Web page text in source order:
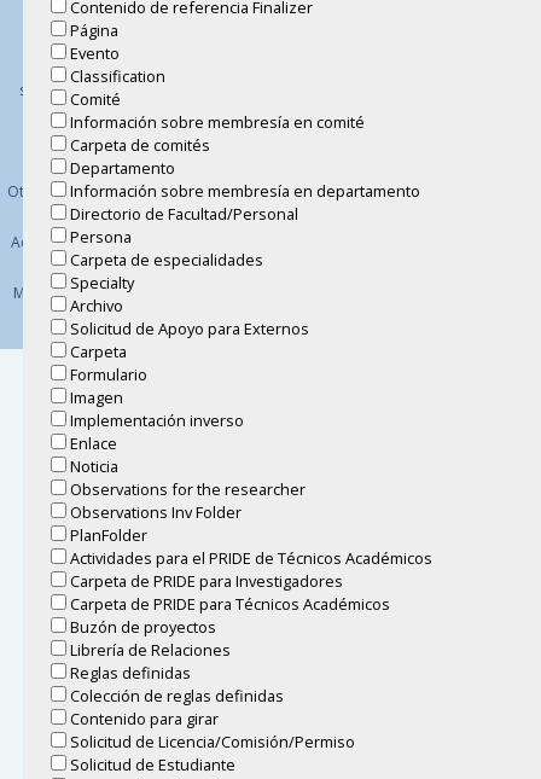
Contenido de referencia Finalizer
Página
Evento
Classification
Comité
Información sobre membresía en comité
Carpeta de comités
Departamento
Información sobre membresía en departamento
Directorio de Facultad/Personal
Persona
Carpeta de especialidades
Specialty
Archivo
Solicitud de Apoyo para Externos
Carpeta
Formulario
Imagen
Implementación inverso
Enlace
Noticia
Observations for the researcher
Observations Inv Folder
PlanFolder
Actividades para el PRIDE de Técnicos Académicos
Carpeta de PRIDE para Investigadores
Carpeta de PRIDE para Técnicos Académicos
Buzón de proyectos
Librería de Relaciones
Reglas definidas
Colección de reglas definidas
Contenido para girar
Solicitud de Licencia/Comisión/Permiso
Solicitud de Estudiante
Contacto
Aviso de
privacidad
simplificado
Aviso de
privacidad
integral
Otros avisos de
privacidad
Acerca de este
sitio
Mapa del Sitio
Instituto de Matemáticas
Científica
Circuito exterior,
Ciudad Universitaria, 04510,
México, CDMX